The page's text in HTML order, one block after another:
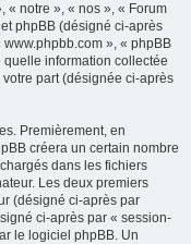
« notre », « nos », « Forum
phpBB (désigné ci-après
», « phpBB
quelle information collectée
part (désignée ci-après
Premièrement, en
créera un certain nombre
dans les fichiers
Les deux premiers
(désigné ci-après par
ci-après par « session-
le logiciel phpBB. Un